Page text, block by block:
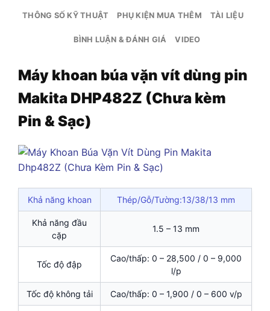
THÔNG SỐ KỸ THUẬT PHỤ KIỆN MUA THÊM TÀI LIỆU
BÌNH LUẬN & ĐÁNH GIÁ VIDEO
Máy khoan búa vặn vít dùng pin
Makita DHP482Z (Chưa kèm
Pin & Sạc)
Khả năng khoan Thép/Gỗ/Tường:13/38/13 mm
Khả năng đầu
cặp
1.5 – 13 mm
Tốc độ đập
Cao/thấp: 0 – 28,500 / 0 – 9,000
l/p
Tốc độ không tải Cao/thấp: 0 – 1,900 / 0 – 600 v/p